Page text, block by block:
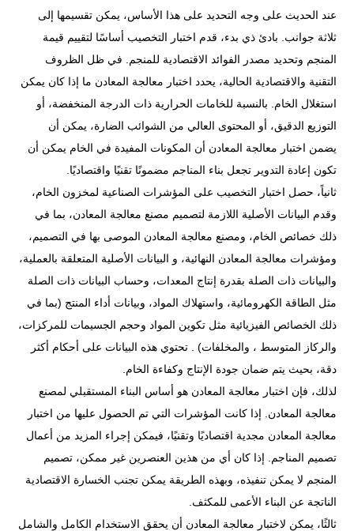
عند الحديث على وجه التحديد على هذا الأساس، يمكن تقسيمها إلى
ثلاثة جوانب. بادئ ذي بدء، قدم اختبار التخصيب أساسًا لتقييم قيمة
المنجم وتحديد مصدر الفوائد الاقتصادية للمنجم. في ظل الظروف
التقنية والاقتصادية الحالية، يحدد اختبار معالجة المعادن ما إذا كان يمكن
استغلال الخام. بالنسبة للخامات الحرارية ذات الدرجة المنخفضة، أو
التوزيع الدقيق، أو المحتوى العالي من الشوائب الضارة، يمكن أن
يضمن اختبار معالجة المعادن أن المكونات المفيدة في الخام يمكن أن
تكون إعادة التدوير تجعل بناء المناجم مضمونًا تقنيًا واقتصاديًا.
ثانياً، حصل اختبار التخصيب على المؤشرات الصناعية لمخزون الخام،
وقدم البيانات الأصلية اللازمة لتصميم مصنع معالجة المعادن، بما في
ذلك خصائص الخام، ومصنع معالجة المعادن الموصى بها في التصميم،
ومؤشرات معالجة المعادن النهائية، و البيانات الأصلية المتعلقة بالعملية،
والبيانات ذات الصلة بقدرة إنتاج المعدات، وحساب البيانات ذات الصلة
مثل الطاقة الكهرومائية، واستهلاك المواد، وبيانات أداء المنتج (بما في
ذلك الخصائص الفيزيائية مثل تكوين المواد وحجم الجسيمات للمركزات،
والركاز المتوسط ​​، والمخلفات) . تحتوي هذه البيانات على أحكام أكثر
دقة، بحيث يتم ضمان جودة الإنتاج وكفاءة الخام.
لذلك، فإن اختبار معالجة المعادن هو أساس البناء المستقبلي لمصنع
معالجة المعادن. إذا كانت المؤشرات التي تم الحصول عليها من اختبار
معالجة المعادن مجدية اقتصاديًا وتقنيًا، فيمكن إجراء المزيد من أعمال
تصميم المناجم. إذا كان أي من هذين العنصرين غير ممكن، تصميم
المنجم لا يمكن تنفيذه، وبهذه الطريقة يمكن تجنب الخسارة الاقتصادية
الناتجة عن البناء الأعمى للمكثف.
ثالثًا، يمكن لاختبار معالجة المعادن أن يحقق الاستخدام الكامل والشامل